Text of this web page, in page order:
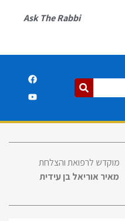
Ask The Rabbi
מוקדש לרפואת והצלחת
מאיר אוריאל בן עידית